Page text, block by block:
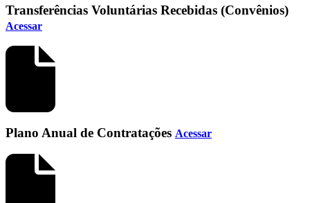
Transferências Voluntárias Recebidas (Convênios)
Acessar
Plano Anual de Contratações Acessar